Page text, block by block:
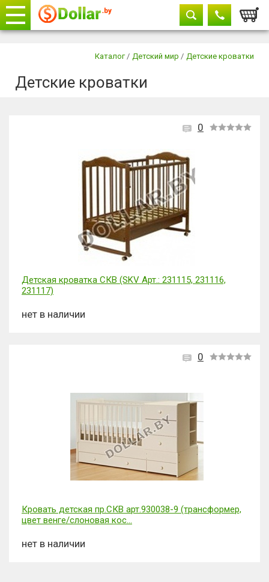
+375 29604-11-33
Каталог / Детский мир / Детские кроватки
Детские кроватки
0
Детская кроватка СКВ (SKV Арт.: 231115, 231116,
231117)
нет в наличии
0
Кровать детская пр.СКВ арт.930038-9 (трансформер,
цвет венге/слоновая кос...
нет в наличии